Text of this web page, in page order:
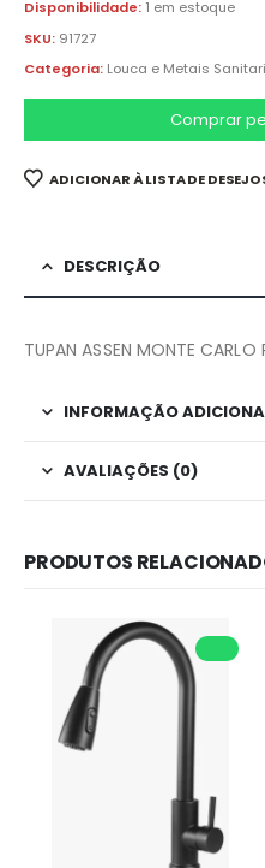
Disponibilidade: 1 em estoque
SKU: 91727
Categoria: Louca e Metais
Comprar
ADICIONAR À LISTA DE
DESCRIÇÃO
TUPAN ASSEN MONTE
INFORMAÇÃO
AVALIAÇÕES (0)
PRODUTOS